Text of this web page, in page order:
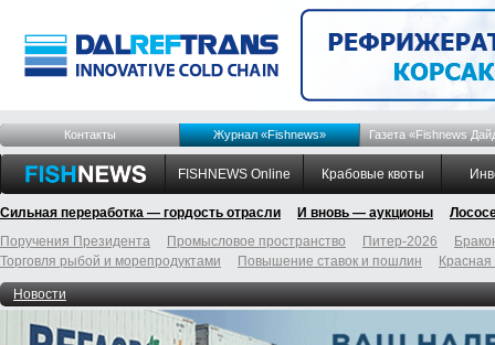
Контакты Журнал «Fishnews» Газета «Fishnews
FISHNEWS Online Крабовые квоты
Сильная переработка — гордость отрасли И вновь — аукционы
Поручения Президента
Промысловое пространство Питер-2026
Торговля рыбой и морепродуктами
Повышение ставок и пошлин
Новости